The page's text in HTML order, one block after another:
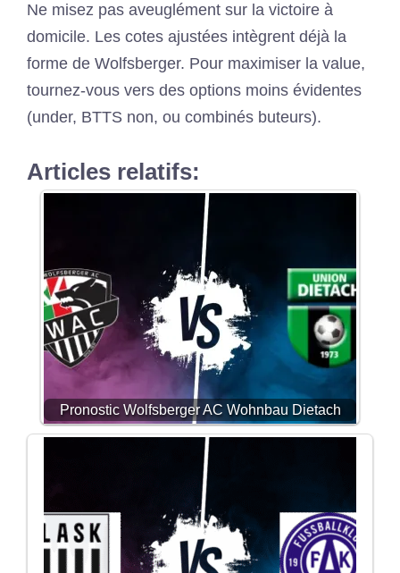
Ne misez pas aveuglément sur la victoire à
domicile. Les cotes ajustées intègrent déjà la
forme de Wolfsberger. Pour maximiser la value,
tournez-vous vers des options moins évidentes
(under, BTTS non, ou combinés buteurs).
Articles relatifs:
Pronostic Wolfsberger AC Wohnbau Dietach